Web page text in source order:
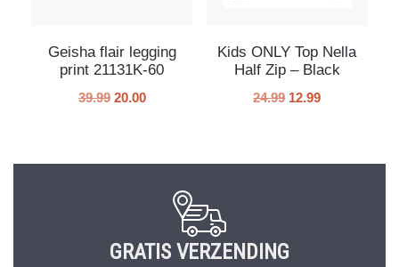
Geisha flair legging
print 21131K-60
39.99 20.00
Kids ONLY Top Nella
Half Zip – Black
24.99 12.99
GRATIS VERZENDING